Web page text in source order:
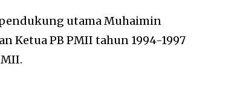
utama Muhaimin
Ketua PB PMII tahun 1994-1997